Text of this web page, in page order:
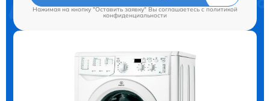
Нажимая на кнопку "Оставить заявку" Вы соглашаетесь cполитикой
конфиденциальности